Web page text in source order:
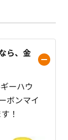
ら、金
ーハウ
ボンマイ
！